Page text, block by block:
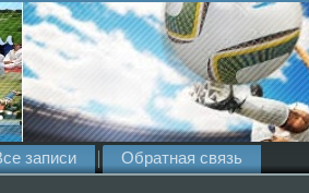
записи Обратная связь